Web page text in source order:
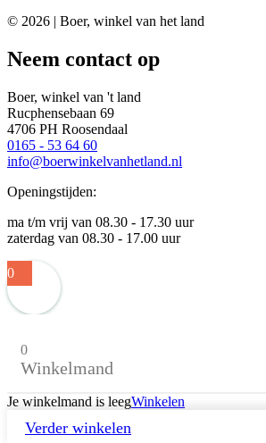
© 2026 | Boer, winkel van het land
Neem contact op
Boer, winkel van 't land
Rucphensebaan 69
4706 PH Roosendaal
0165 - 53 64 60
info@boerwinkelvanhetland.nl
Openingstijden:
ma t/m vrij van 08.30 - 17.30 uur
zaterdag van 08.30 - 17.00 uur
0
0
Winkelmand
Je winkelmand is leegWinkelen
Verder winkelen